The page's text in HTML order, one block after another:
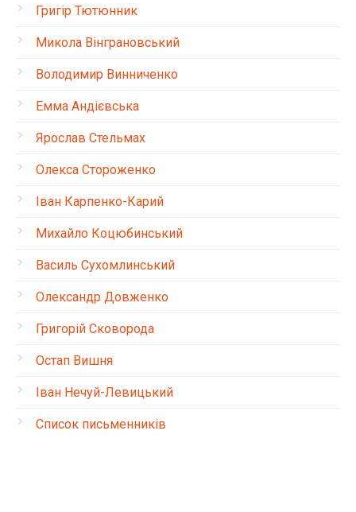
Григір Тютюнник
Микола Вінграновський
Володимир Винниченко
Емма Андієвська
Ярослав Стельмах
Олекса Стороженко
Іван Карпенко-Карий
Михайло Коцюбинський
Василь Сухомлинський
Олександр Довженко
Григорій Сковорода
Остап Вишня
Іван Нечуй-Левицький
Список письменників